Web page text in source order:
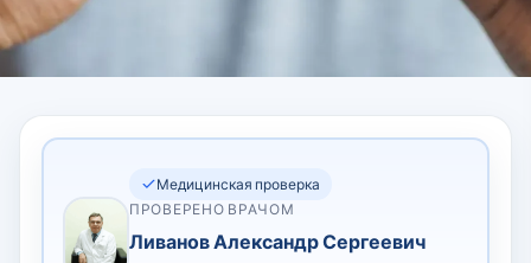
Медицинская проверка
ПРОВЕРЕНО ВРАЧОМ
Ливанов Александр Сергеевич